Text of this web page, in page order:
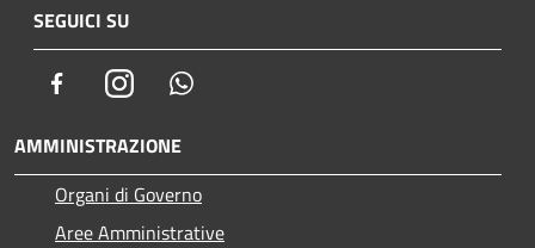
SEGUICI SU
FacebookInstagram
AMMINISTRAZIONE
Organi di Governo
Aree Amministrative